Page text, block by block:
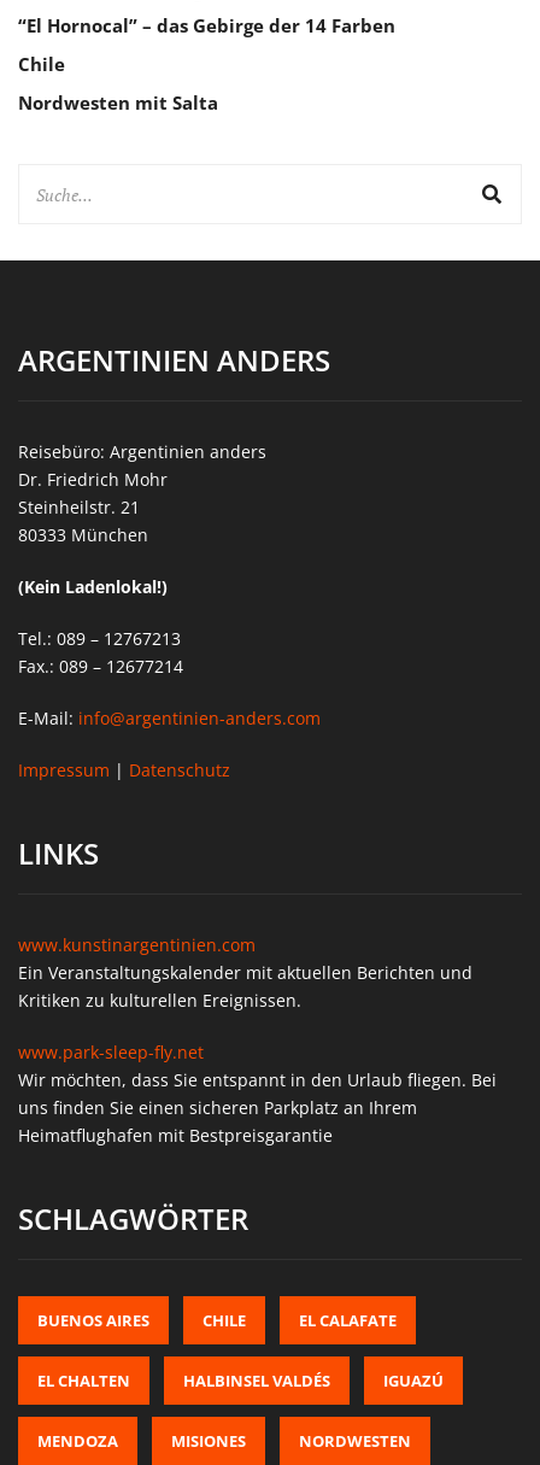
“El Hornocal” – das Gebirge der 14 Farben
Chile
Nordwesten mit Salta
ARGENTINIEN ANDERS
Reisebüro: Argentinien anders
Dr. Friedrich Mohr
Steinheilstr. 21
80333 München
(Kein Ladenlokal!)
Tel.: 089 – 12767213
Fax.: 089 – 12677214
E-Mail: info@argentinien-anders.com
Impressum | Datenschutz
LINKS
www.kunstinargentinien.com
Ein Veranstaltungskalender mit aktuellen Berichten und
Kritiken zu kulturellen Ereignissen.
www.park-sleep-fly.net
Wir möchten, dass Sie entspannt in den Urlaub fliegen. Bei
uns finden Sie einen sicheren Parkplatz an Ihrem
Heimatflughafen mit Bestpreisgarantie
SCHLAGWÖRTER
BUENOS AIRES CHILE EL CALAFATE
EL CHALTEN HALBINSEL VALDÉS IGUAZÚ
MENDOZA MISIONES NORDWESTEN